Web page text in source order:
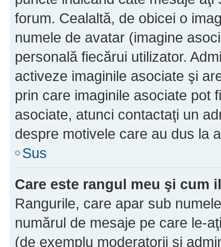
forum. Cealaltă, de obicei o
numele de avatar (imagine
personală fiecărui utilizator.
activeze imaginile asociate şi
prin care imaginile asociate pot
asociate, atunci contactaţi un
despre motivele care au dus la
Sus
Care este rangul meu şi cum
Rangurile, care apar sub
numărul de mesaje pe care le-
(de exemplu moderatorii şi